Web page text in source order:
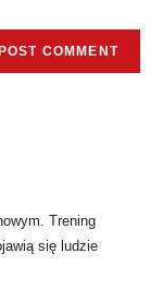
Trening
się ludzie